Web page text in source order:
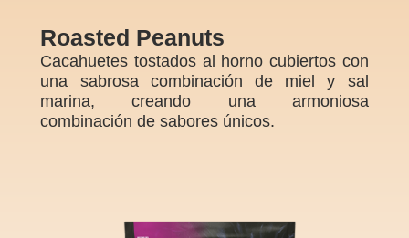
Roasted Peanuts
Cacahuetes tostados al horno cubiertos con
una sabrosa combinación de miel y sal
marina, creando una armoniosa
combinación de sabores únicos.